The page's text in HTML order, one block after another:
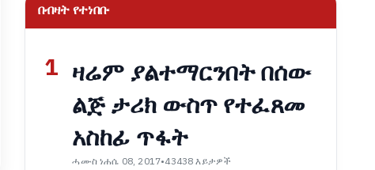
በብዛት የተነበቡ
1 ዛሬም ያልተማርንበት በሰው
ልጅ ታሪክ ውስጥ የተፈጸመ
አስከፊ ጥፋት
ሓሙስ ነሐሴ 08, 2017•43438 እይታዎች